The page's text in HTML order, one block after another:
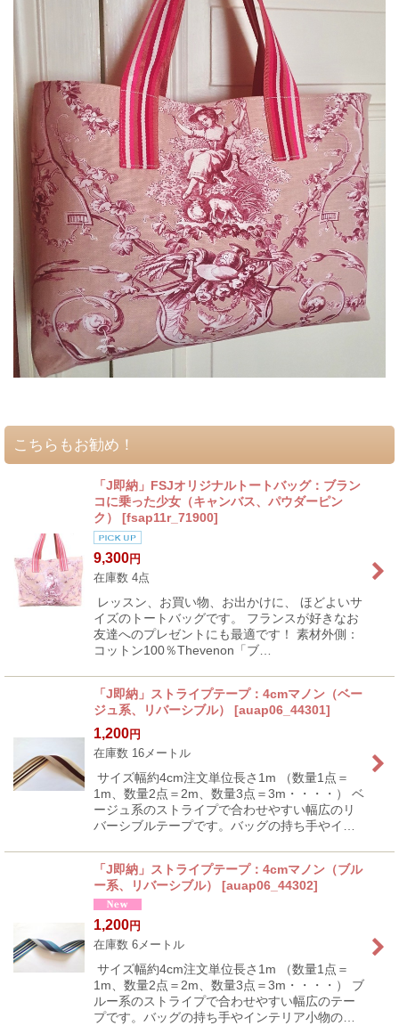
こちらもお勧め！
「J即納」FSJオリジナルトートバッグ：ブラン
コに乗った少女（キャンバス、パウダーピン
ク）
[fsap11r_71900]
9,300円
在庫数 4点
レッスン、お買い物、お出かけに、 ほどよいサ
イズのトートバッグです。 フランスが好きなお
友達へのプレゼントにも最適です！ 素材外側：
コットン100％Thevenon「ブ…
「J即納」ストライプテープ：4cmマノン（ベー
ジュ系、リバーシブル）
[auap06_44301]
1,200円
在庫数 16メートル
サイズ幅約4cm注文単位長さ1m （数量1点＝
1m、数量2点＝2m、数量3点＝3m・・・・） ベ
ージュ系のストライプで合わせやすい幅広のリ
バーシブルテープです。バッグの持ち手やイ…
「J即納」ストライプテープ：4cmマノン（ブル
ー系、リバーシブル）
[auap06_44302]
1,200円
在庫数 6メートル
サイズ幅約4cm注文単位長さ1m （数量1点＝
1m、数量2点＝2m、数量3点＝3m・・・・） ブ
ルー系のストライプで合わせやすい幅広のテー
プです。バッグの持ち手やインテリア小物の…